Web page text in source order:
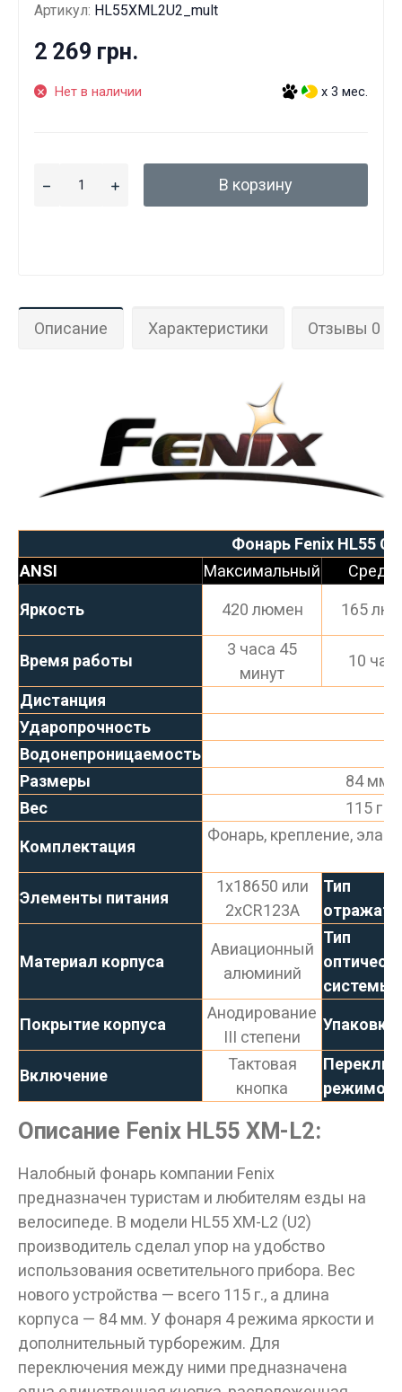
Артикул: HL55XML2U2_mult
2 269 грн.
Нет в наличии x 3 мес.
В корзину
Описание Характеристики Отзывы 0
Фонарь Fenix HL55
ANSI
Максимальный
Яркость 420 люмен 165
Время работы
3 часа 45
минут
10
Дистанция
Ударопрочность
Водонепроницаемость
Размеры
84 мм
Вес
115 г
Комплектация
Фонарь, крепление,
Элементы питания
1x18650 или
2xCR123A
Тип
Материал корпуса
Авиационный
алюминий
Тип
системы
Покрытие корпуса
Анодирование
III степени
Упаковка
Включение
Тактовая
кнопка
режимов
Описание Fenix HL55 XM-L2:
Налобный фонарь компании Fenix
предназначен туристам и любителям езды на
велосипеде. В модели HL55 XM-L2 (U2)
производитель сделал упор на удобство
использования осветительного прибора. Вес
нового устройства — всего 115 г., а длина
корпуса — 84 мм. У фонаря 4 режима яркости и
дополнительный турборежим. Для
переключения между ними предназначена